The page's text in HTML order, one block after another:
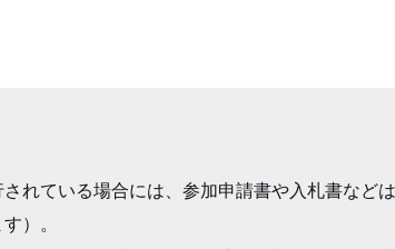
れている場合には、参加申請書や入札書など
）。